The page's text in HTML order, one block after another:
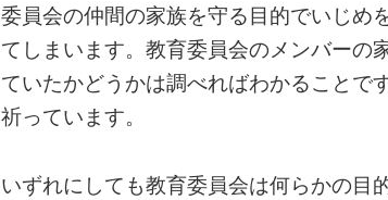
委員会の仲間の家族を守る目的でいじめ
てしまいます。教育委員会のメンバーの
ていたかどうかは調べればわかることで
祈っています。
いずれにしても教育委員会は何らかの目